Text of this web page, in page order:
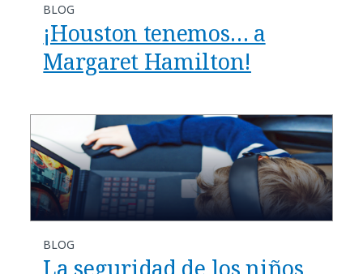
BLOG
¡Houston tenemos… a
Margaret Hamilton!
BLOG
La seguridad de los niños